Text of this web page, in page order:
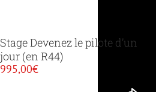
Stage Devenez le pilote d’un
jour (en R44)
995,00€